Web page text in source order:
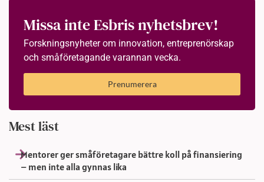
Missa inte Esbris nyhetsbrev!
Forskningsnyheter om innovation, entreprenörskap
och småföretagande varannan vecka.
Prenumerera
Mest läst
Mentorer ger småföretagare bättre koll på finansiering
– men inte alla gynnas lika